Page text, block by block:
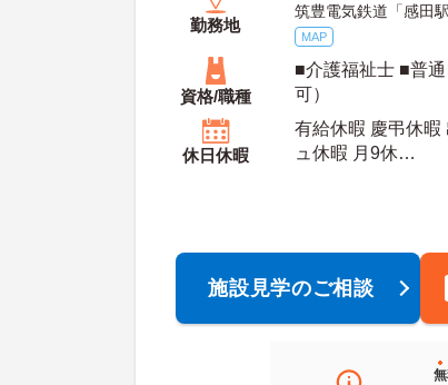
勤務地
筑豊電気鉄道「感田
MAP
資格/職種
■介護福祉士 ■普
可）
休日休暇
有給休暇 慶弔休暇
ュ休暇 月9休
施設見学のご相談